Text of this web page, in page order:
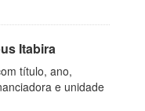
Itabira
título, ano,
e unidade